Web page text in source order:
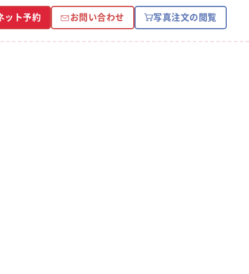
ット予約 お問い合わせ 写真注文の閲覧